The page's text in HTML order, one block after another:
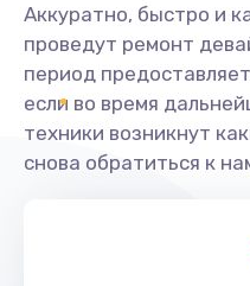
Аккуратно, быстро и
проведут ремонт
период
если во время
техники возникнут
снова обратиться к